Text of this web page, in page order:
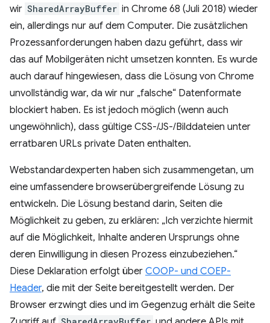
wir SharedArrayBuffer in Chrome 68 (Juli 2018) wieder
ein, allerdings nur auf dem Computer. Die zusätzlichen
Prozessanforderungen haben dazu geführt, dass wir
das auf Mobilgeräten nicht umsetzen konnten. Es wurde
auch darauf hingewiesen, dass die Lösung von Chrome
unvollständig war, da wir nur „falsche“ Datenformate
blockiert haben. Es ist jedoch möglich (wenn auch
ungewöhnlich), dass gültige CSS-/JS-/Bilddateien unter
erratbaren URLs private Daten enthalten.
Webstandardexperten haben sich zusammengetan, um
eine umfassendere browserübergreifende Lösung zu
entwickeln. Die Lösung bestand darin, Seiten die
Möglichkeit zu geben, zu erklären: „Ich verzichte hiermit
auf die Möglichkeit, Inhalte anderen Ursprungs ohne
deren Einwilligung in diesen Prozess einzubeziehen.“
Diese Deklaration erfolgt über COOP- und COEP-
Header, die mit der Seite bereitgestellt werden. Der
Browser erzwingt dies und im Gegenzug erhält die Seite